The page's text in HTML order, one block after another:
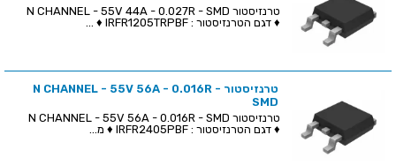
♦ דגם הטרנזיסטור : IRFR1205TRPBF ♦ ...
טרנזיסטור N CHANNEL - 55V 56A - 0.016R -
SMD
♦ דגם הטרנזיסטור : IRFR2405PBF ♦ מ...